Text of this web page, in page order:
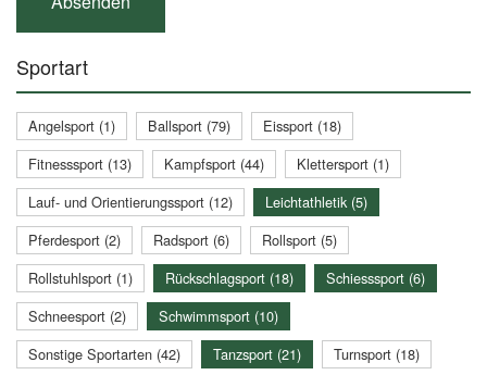
Sportart
Angelsport (1) Ballsport (79)
Eissport (18)
Fitnesssport (13)
Kampfsport (44)
Klettersport (1)
Lauf- und Orientierungssport (12)
Leichtathletik (5)
Pferdesport (2)
Radsport (6)
Rollsport (5)
Rollstuhlsport (1)
Rückschlagsport (18)
Schiesssport (6)
Schneesport (2)
Schwimmsport (10)
Sonstige Sportarten (42)
Tanzsport (21)
Turnsport (18)